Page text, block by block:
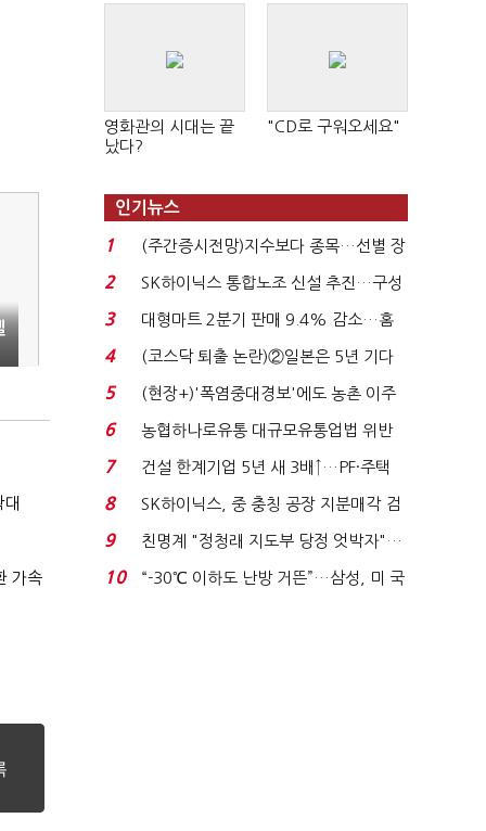
가속
영화관의 시대는 끝
났다?
"CD로 구워오세요"
인기뉴스
1
(주간증시전망)지수보다 종목…선별 장
세 이어진다...
2
SK하이닉스 통합노조 신설 추진…구성
원간 성과급 불...
3
대형마트 2분기 판매 9.4% 감소…홈
플러스 사태 여파...
4
(코스닥 퇴출 논란)②일본은 5년 기다
려주는데 우리는 ...
5
(현장+)'폭염중대경보'에도 농촌 이주
노동자는 강행군…'야...
6
농협하나로유통 대규모유통업법 위반
적발…공정위, 과...
7
건설 한계기업 5년 새 3배↑…PF·주택
침체에 재무 ...
8
SK하이닉스, 중 충칭 공장 지분매각 검
토?…“확정된 바...
9
친명계 "정청래 지도부 당정 엇박자"…
친청계 "신천지 오...
10
“-30℃ 이하도 난방 거뜬”…삼성, 미 국